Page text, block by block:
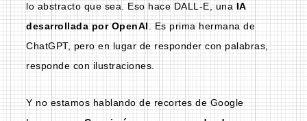
lo abstracto que sea. Eso hace DALL-E, una IA
desarrollada por OpenAI . Es prima hermana de
ChatGPT, pero en lugar de responder con palabras,
responde con ilustraciones.
Y no estamos hablando de recortes de Google